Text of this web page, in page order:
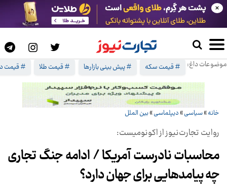
موضوعات داغ: # قیمت سکه # پیش بینی بازارها # قیمت طلا # قیمت
×
خانه»سیاسی» دیپلماسی»بین الملل
روایت تجارت‌نیوز از اکونومیست:
محاسبات نادرست آمریکا / ادامه جنگ تجاری
چه پیامدهایی برای جهان دارد؟